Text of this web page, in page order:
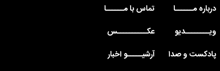
درباره مــــــا
تماس با مــــــا
ویــــــــدیو
عکــــــــــس
پادکست و صدا
آرشیـــــو اخبار